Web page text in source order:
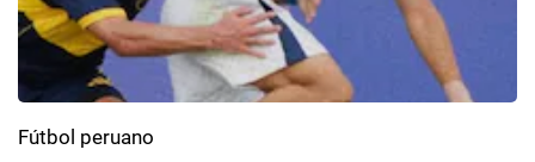
Fútbol peruano